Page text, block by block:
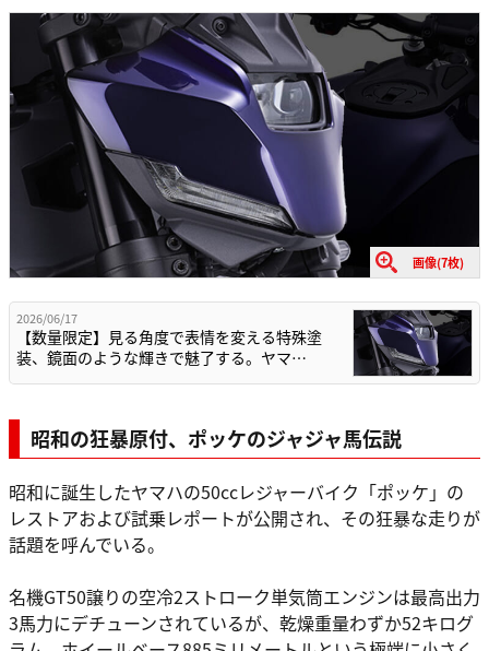
画像(7枚)
2026/06/17
【数量限定】見る角度で表情を変える特殊塗
装、鏡面のような輝きで魅了する。ヤマ…
昭和の狂暴原付、ポッケのジャジャ馬伝説
昭和に誕生したヤマハの50ccレジャーバイク「ポッケ」の
レストアおよび試乗レポートが公開され、その狂暴な走りが
話題を呼んでいる。
名機GT50譲りの空冷2ストローク単気筒エンジンは最高出力
3馬力にデチューンされているが、乾燥重量わずか52キログ